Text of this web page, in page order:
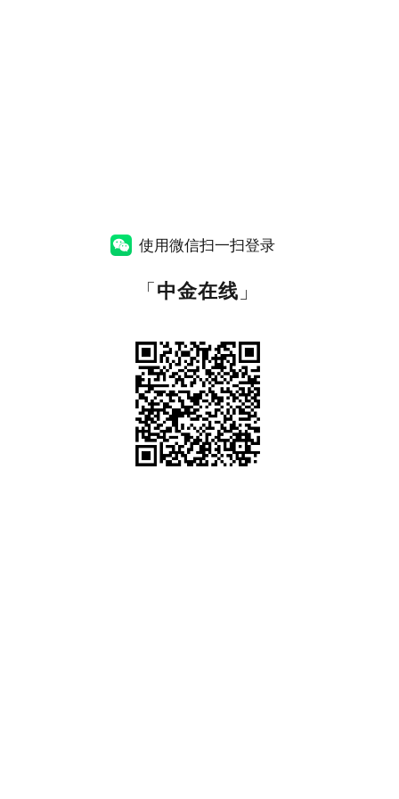
使用微信扫一扫登录
「中金在线 」